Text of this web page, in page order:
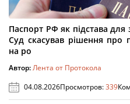
Паспорт РФ як підстава для
Суд скасував рішення про
на ро
Автор:Лента от Протокола
04.08.2026Просмотров:339